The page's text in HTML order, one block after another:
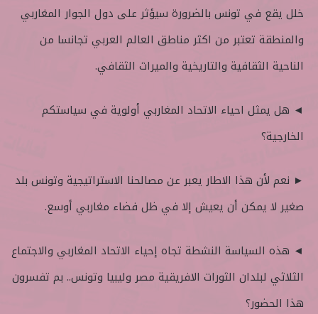
خلل يقع في تونس بالضرورة سيؤثر على دول الجوار المغاربي
والمنطقة تعتبر من اكثر مناطق العالم العربي تجانسا من
الناحية الثقافية والتاريخية والميراث الثقافي.
◄ هل يمثل احياء الاتحاد المغاربي أولوية في سياستكم
الخارجية؟
► نعم لأن هذا الاطار يعبر عن مصالحنا الاستراتيجية وتونس بلد
صغير لا يمكن أن يعيش إلا في ظل فضاء مغاربي أوسع.
◄ هذه السياسة النشطة تجاه إحياء الاتحاد المغاربي والاجتماع
الثلاثي لبلدان الثورات الافريقية مصر وليبيا وتونس.. بم تفسرون
هذا الحضور؟